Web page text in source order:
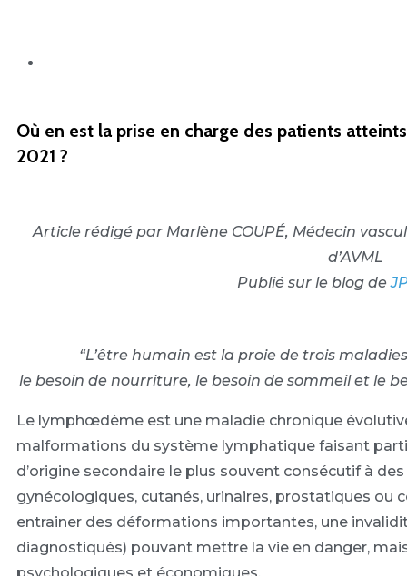
Où en est la prise en charge des patients
2021 ?
Article rédigé par Marlène COUPÉ, Médecin
d’AVML
Publié sur le blog de
“L’être humain est la proie de trois
le besoin de nourriture, le besoin de sommeil et le
Le lymphœdème est une maladie chronique
malformations du système lymphatique faisant
d’origine secondaire le plus souvent consécutif à
gynécologiques, cutanés, urinaires, prostatiques ou
entrainer des déformations importantes, une
diagnostiqués) pouvant mettre la vie en danger,